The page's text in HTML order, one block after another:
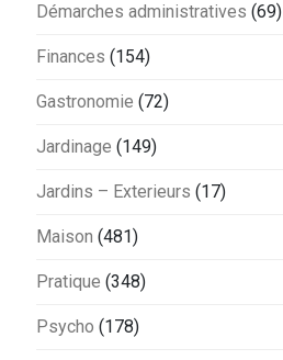
Démarches administratives (69)
Finances (154)
Gastronomie (72)
Jardinage (149)
Jardins – Exterieurs (17)
Maison (481)
Pratique (348)
Psycho (178)